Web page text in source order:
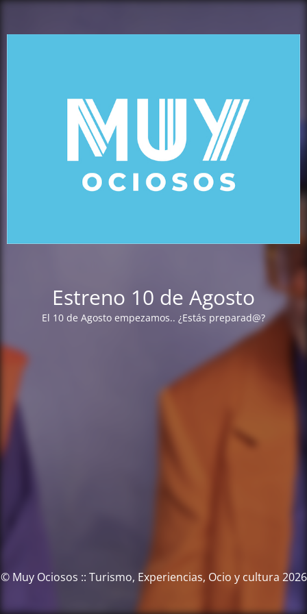
Estreno 10 de Agosto
El 10 de Agosto empezamos.. ¿Estás preparad@?
© Muy Ociosos :: Turismo, Experiencias, Ocio y cultura 2026